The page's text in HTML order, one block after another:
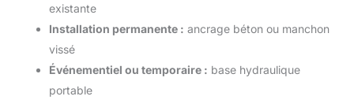
existante
Installation permanente : ancrage béton ou manchon
vissé
Événementiel ou temporaire : base hydraulique
portable